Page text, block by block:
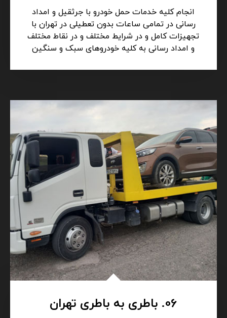
انجام کلیه خدمات حمل خودرو با جرثقیل و امداد
رسانی در تمامی ساعات بدون تعطیلی در تهران با
تجهیزات کامل و در شرایط مختلف و در نقاط مختلف
و امداد رسانی به کلیه خودروهای سبک و سنگین
06. باطری به باطری تهران